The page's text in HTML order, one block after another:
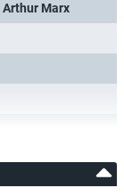
Arthur Marx